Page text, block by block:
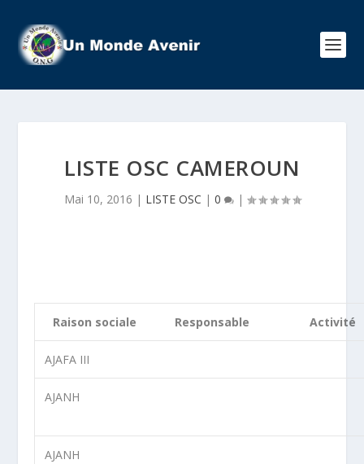
LISTE OSC CAMEROUN
Mai 10, 2016 | LISTE OSC | 0 |
Raison sociale Responsable Activité
AJAFA III
AJANH
AJANH